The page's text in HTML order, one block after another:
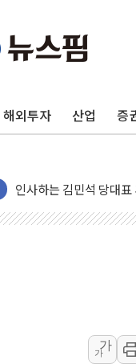
해외투자 산업 증
포항시 재난예산 40억
[종합] 김민석, 정청래
인천 합동연설회 나선
인사하는 김민석 당대표
[속보] 민주, 제주·인천
[속보] 민주, 제주 경선
강릉·동해·삼척 시간
폐기물 수거하다 참변
가
가